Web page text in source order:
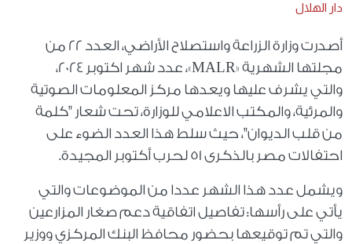
دار الهلال
أصدرت وزارة الزراعة واستصلاح الأراضي، العدد 22 من
مجلتها الشهرية «MALR»، عدد شهر اكتوبر 2024،
والتي يشرف عليها ويعدها مركز المعلومات الصوتية
والمرئية، والمكتب الاعلامي للوزارة، تحت شعار "كلمة
من قلب الديوان"، حيث سلط هذا العدد الضوء على
احتفالات مصر بالذكرى 51 لحرب أكتوبر المجيدة.
ويشمل عدد هذا الشهر عددا من الموضوعات والتي
يأتي على رأسها: تفاصيل اتفاقية دعم صغار المزارعين
والتي تم توقيعها بحضور محافظ البنك المركزي ووزير